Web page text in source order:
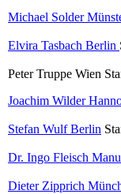
Michael Solder
Elvira Tasbach Berlin
Peter Truppe Wien
Joachim Wilder
Stefan Wulf Berlin
Dr. Ingo Fleisch
Dieter Zipprich